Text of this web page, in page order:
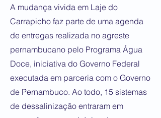
A mudança vivida em Laje do
Carrapicho faz parte de uma agenda
de entregas realizada no agreste
pernambucano pelo Programa Água
Doce, iniciativa do Governo Federal
executada em parceria com o Governo
de Pernambuco. Ao todo, 15 sistemas
de dessalinização entraram em